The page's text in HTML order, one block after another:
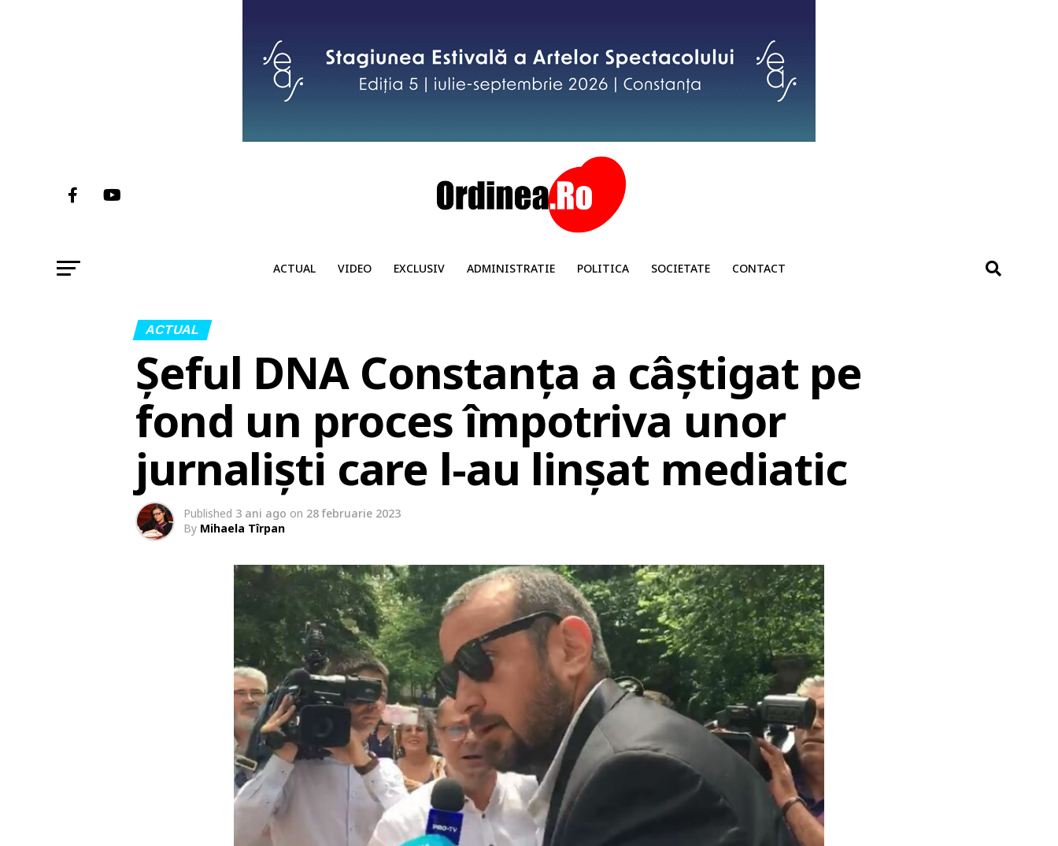
ACTUAL VIDEO EXCLUSIV ADMINISTRATIE POLITICA SOCIETATE CONTACT
ACTUAL
Șeful DNA Constanța a câștigat pe
fond un proces împotriva unor
jurnaliști care l-au linșat mediatic
Published 3 ani ago on 28 februarie 2023
By Mihaela Tîrpan